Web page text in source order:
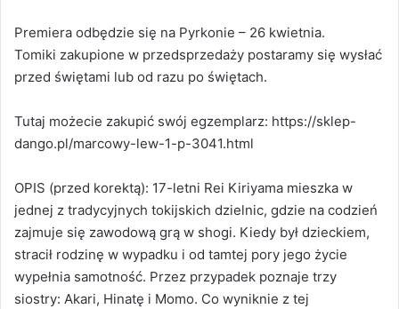
Premiera odbędzie się na Pyrkonie – 26 kwietnia.
Tomiki zakupione w przedsprzedaży postaramy się wysłać
przed świętami lub od razu po świętach.
Tutaj możecie zakupić swój egzemplarz: https://sklep-
dango.pl/marcowy-lew-1-p-3041.html
OPIS (przed korektą): 17-letni Rei Kiriyama mieszka w
jednej z tradycyjnych tokijskich dzielnic, gdzie na codzień
zajmuje się zawodową grą w shogi. Kiedy był dzieckiem,
stracił rodzinę w wypadku i od tamtej pory jego życie
wypełnia samotność. Przez przypadek poznaje trzy
siostry: Akari, Hinatę i Momo. Co wyniknie z tej